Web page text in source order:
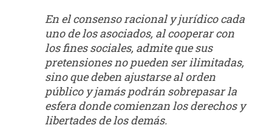
En el consenso racional y jurídico cada
uno de los asociados, al cooperar con
los fines sociales, admite que sus
pretensiones no pueden ser ilimitadas,
sino que deben ajustarse al orden
público y jamás podrán sobrepasar la
esfera donde comienzan los derechos y
libertades de los demás.